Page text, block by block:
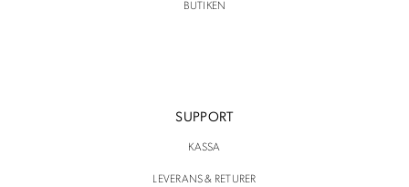
BUTIKEN
SUPPORT
KASSA
LEVERANS & RETURER